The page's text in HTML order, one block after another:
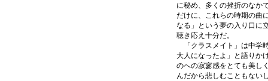
に秘め、多くの挫折のなか
だけに、これらの時期の曲
なる」という夢の入り口に
聴き応え十分だ。
「クラスメイト」は中学
大人になったよ」と語りか
のへの寂寥感をとても美し
んだから悲しむこともない